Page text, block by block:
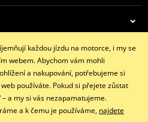
polyester)
suchými zipy a zipem
nás
motopoint.cz
(8:00 - 16:30)
každou jízdu na motorce, i my se
webem. Abychom vám mohli
a nakupování, potřebujeme si
používáte. Pokud si přejete zůstat
a my si vás nezapamatujeme.
a k čemu je používáme, najdete